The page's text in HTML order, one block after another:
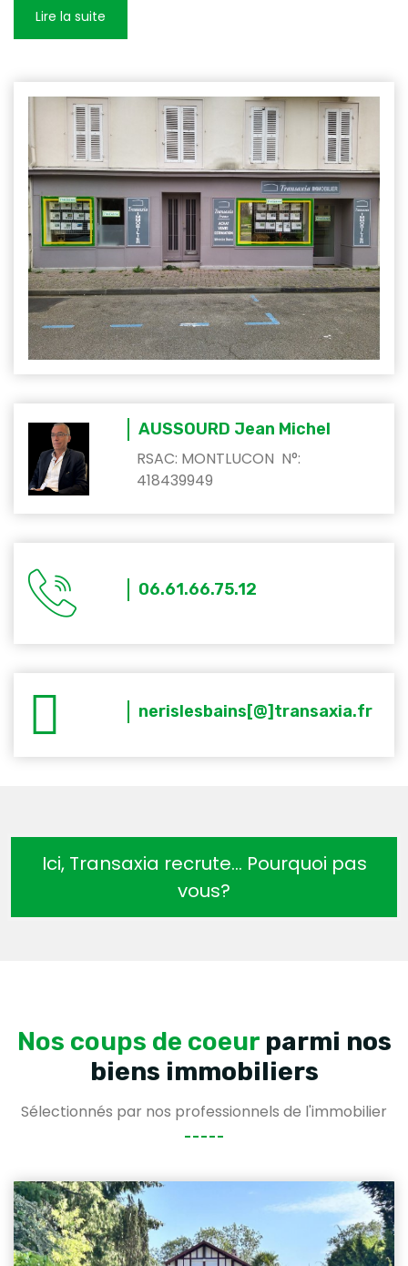
AUSSOURD Jean Michel
RSAC: MONTLUCON N°:
418439949
06.61.66.75.12
nerislesbains[@]transaxia.fr
Ici, Transaxia recrute… Pourquoi pas
vous?
Nos coups de coeur parmi nos
biens immobiliers
Sélectionnés par nos professionnels de l'immobilier